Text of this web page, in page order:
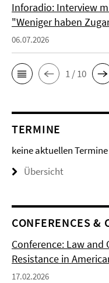
Inforadio: Interview
"Weniger haben
06.07.2026
1 / 10
TERMINE
keine aktuellen Termine
Übersicht
CONFERENCES &
Conference: Law and
Resistance in
17.02.2026